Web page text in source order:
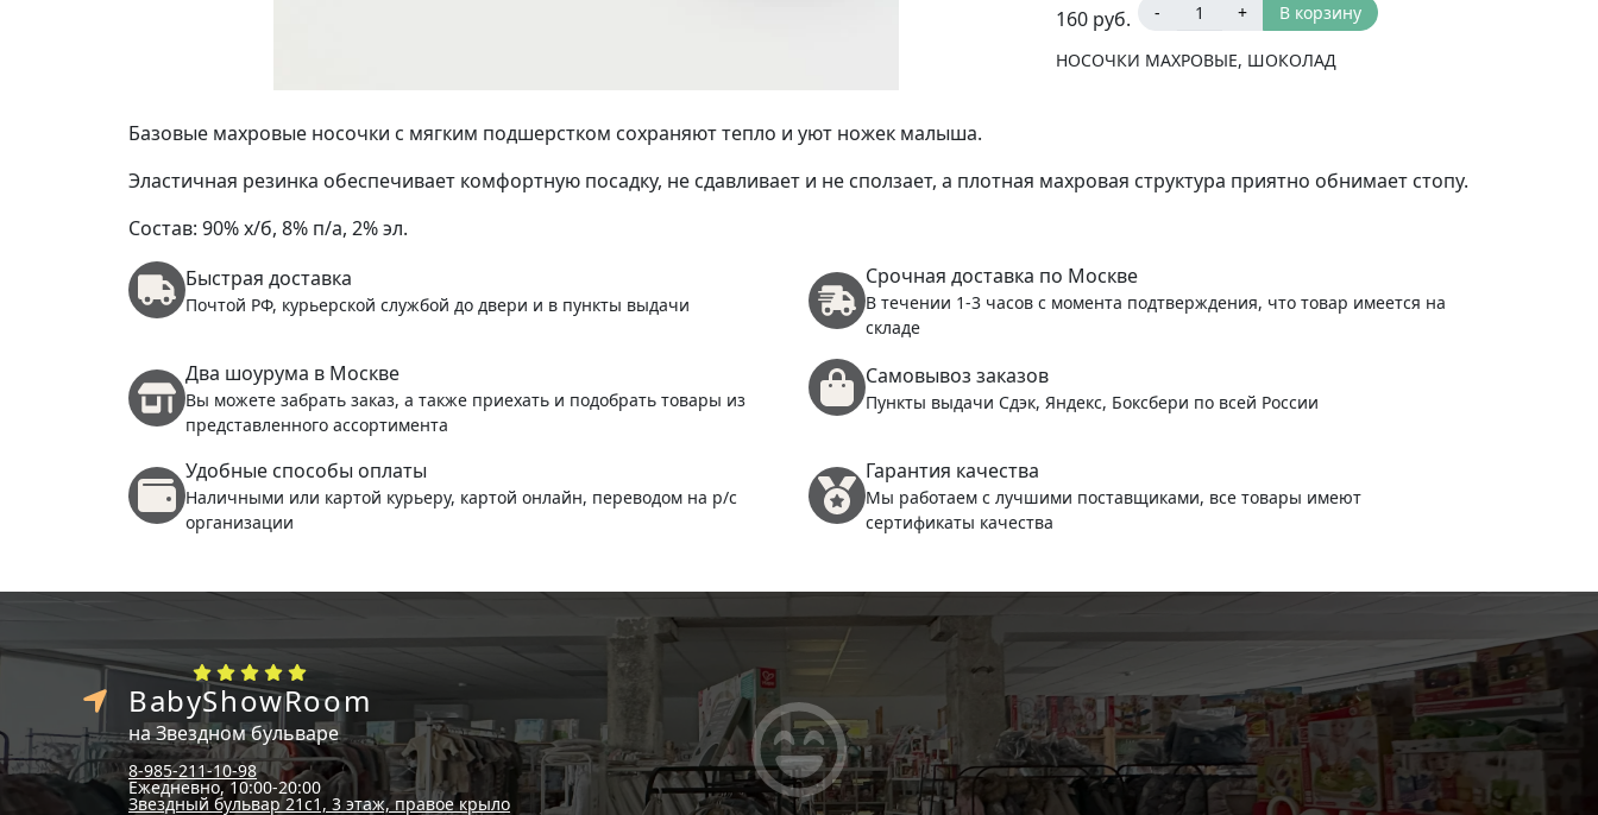
160 руб. - + В корзину
НОСОЧКИ МАХРОВЫЕ, ШОКОЛАД
180руб. - + В корзину
Базовые махровые носочки с мягким подшерстком сохраняют тепло и уют ножек малыша.
Эластичная резинка обеспечивает комфортную посадку, не сдавливает и не сползает, а плотная махровая структура приятно обнимает стопу.
Состав: 90% х/б, 8% п/а, 2% эл.
Быстрая доставка
Почтой РФ, курьерской службой до двери и в пункты выдачи
Срочная доставка по Москве
В течении 1-3 часов с момента подтверждения, что товар имеется на
складе
Два шоурума в Москве
Вы можете забрать заказ, а также приехать и подобрать товары из
представленного ассортимента
Самовывоз заказов
Пункты выдачи Сдэк, Яндекс, Боксбери по всей России
Удобные способы оплаты
Наличными или картой курьеру, картой онлайн, переводом на р/с
организации
Гарантия качества
Мы работаем с лучшими поставщиками, все товары имеют
сертификаты качества
BabyShowRoom
на Звездном бульваре
8-985-211-10-98
Ежедневно, 10:00-20:00
Звездный бульвар 21с1, 3 этаж, правое крыло